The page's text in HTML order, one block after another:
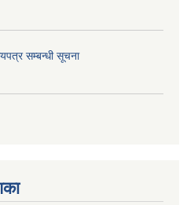
सम्बन्धी सूचना